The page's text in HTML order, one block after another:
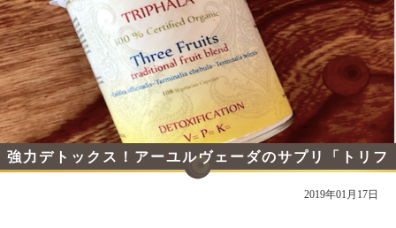
強力デトックス！アーユルヴェーダのサプリ「トリフ
2019年01月17日